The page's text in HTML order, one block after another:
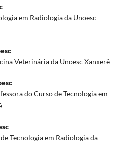
em Radiologia da Unoesc
Veterinária da Unoesc Xanxerê
do Curso de Tecnologia em
Tecnologia em Radiologia da